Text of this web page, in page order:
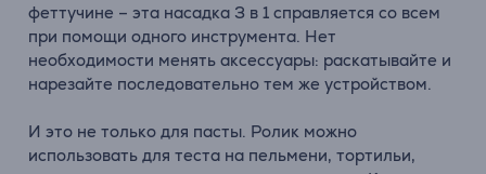
феттучине – эта насадка 3 в 1 справляется со всем
при помощи одного инструмента. Нет
необходимости менять аксессуары: раскатывайте и
нарезайте последовательно тем же устройством.
И это не только для пасты. Ролик можно
использовать для теста на пельмени, тортильи,